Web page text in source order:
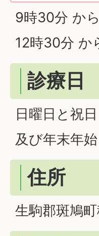
9時30分 か
12時30分 か
診療日
日曜日と祝
及び年末年始
住所
生駒郡斑鳩